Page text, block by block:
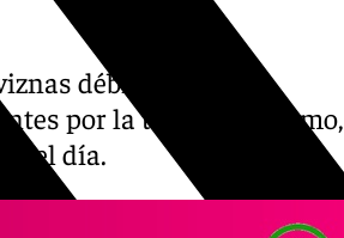
débiles que
por la tarde. Asimismo,
el día.